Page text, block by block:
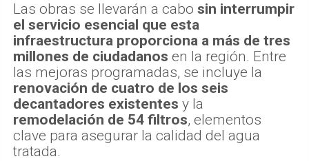
Las obras se llevarán a cabo sin interrumpir
el servicio esencial que esta
infraestructura proporciona a más de tres
millones de ciudadanos en la región. Entre
las mejoras programadas, se incluye la
renovación de cuatro de los seis
decantadores existentes y la
remodelación de 54 filtros, elementos
clave para asegurar la calidad del agua
tratada.